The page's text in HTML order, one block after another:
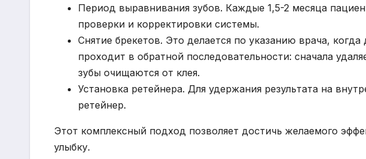
Период выравнивания зубов. Каждые 1,5-2 месяца
проверки и корректировки системы.
Снятие брекетов. Это делается по указанию врача,
проходит в обратной последовательности: сначала
зубы очищаются от клея.
Установка ретейнера. Для удержания результата на
ретейнер.
Этот комплексный подход позволяет достичь желаемого
улыбку.